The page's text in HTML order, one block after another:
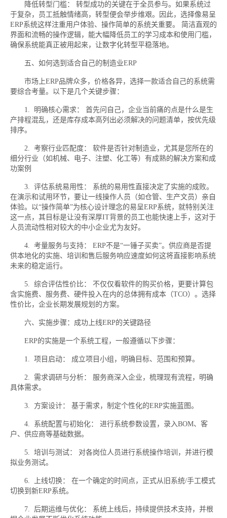
降低转型门槛： 转型成功的关键在于全员参与。如果系统过
于复杂，员工抵触情绪高，转型便会举步维艰。因此，选择像易呈
ERP系统这样注重用户体验、操作简单的系统关重要。 简洁直观的
界面和流畅的操作逻辑，能大幅降低员工的学习成本和使用门槛，
确保系统能真正被用起来，让数字化转型平稳落地。
五、如何选到适合自己的制造业ERP
市场上ERP品牌众多，价格各异，选择一款适合自己的系统需
要综合考量。以下是几个关键步骤：
1. 明确核心需求： 首先问自己，企业当前痛的点是什么是生
产排程混乱，还是库存成本高列出必须解决的问题清单，按优先级
排序。
2. 考察行业匹配度： 软件是否针对制造业，尤其是您所在的
细分行业（如机械、电子、注塑、化工等）有成熟的解决方案和成
功案例
3. 评估系统易用性： 系统的易用性直接决定了实施的成败。
在演示和试用环节，要让一线操作人员（如仓管、生产文员）亲自
体验。以“操作简单”为核心设计理念的易呈ERP系统，就特别关注
这一点，其目标是让没有深厚IT背景的员工也能快速上手，这对于
人员流动性相对较大的中小企业尤为友好。
4. 考量服务与支持： ERP不是“一锤子买卖”。供应商是否提
供本地化的实施、培训和售后服务响应速度如何这将直接影响系统
未来的稳定运行。
5. 综合评估性价比： 不仅仅看软件的购买价格，更要计算包
含实施费、服务费、硬件投入在内的总体拥有成本（TCO）。选择
性价比，企业长期发展规划的方案。
六、实施步骤：成功上线ERP的关键路径
ERP的实施是一个系统工程，一般遵循以下步骤：
1. 项目启动： 成立项目小组，明确目标、范围和预算。
2. 需求调研与分析： 服务商深入企业，梳理现有流程，明确
具体需求。
3. 方案设计： 基于需求，制定个性化的ERP实施蓝图。
4. 系统配置与初始化： 进行系统参数设置，录入BOM、客
户、供应商等基础数据。
5. 培训与测试： 对各岗位人员进行系统操作培训，并进行模
拟业务测试。
6. 上线切换： 在一个确定的时间点，正式从旧系统/手工模式
切换到新ERP系统。
7. 后期运维与优化： 系统上线后，持续提供技术支持，并根